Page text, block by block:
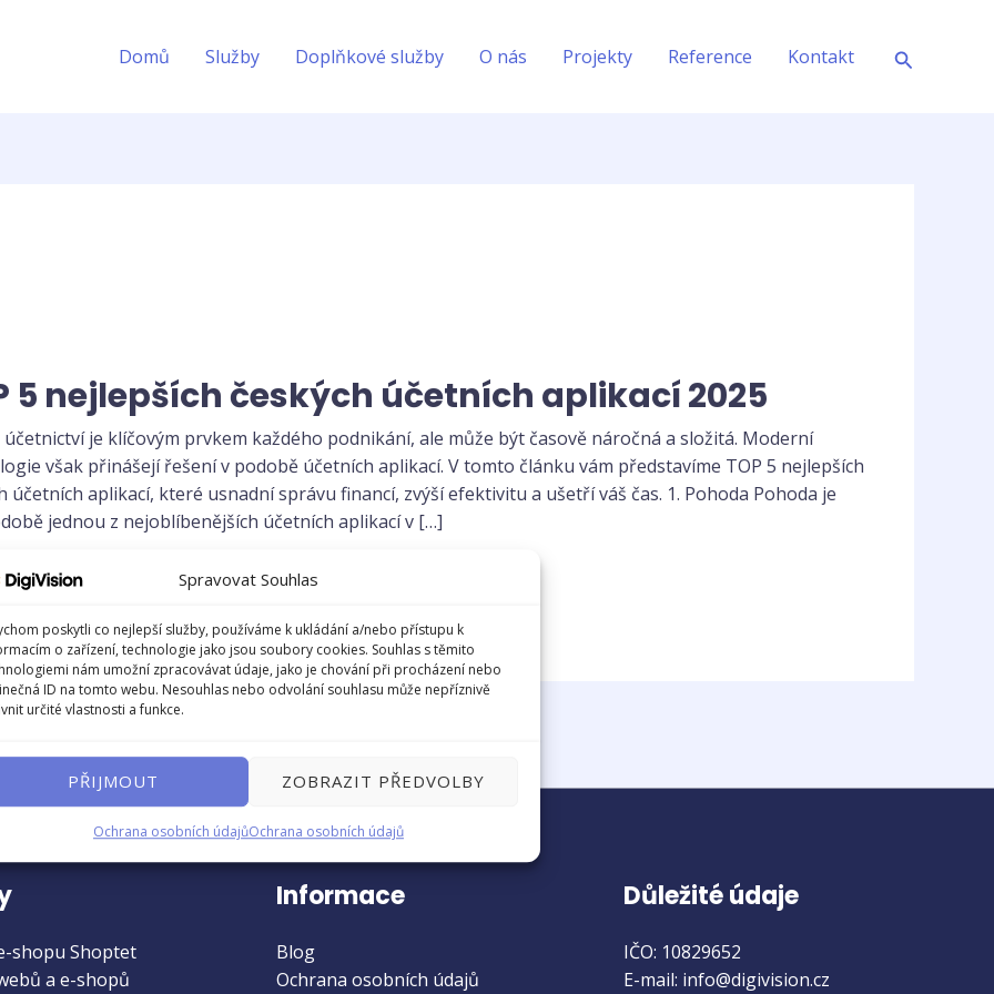
Spravovat Souhlas
poskytli co nejlepší služby, používáme k ukládání a/nebo přístupu k
o zařízení, technologie jako jsou soubory cookies. Souhlas s těmito
nám umožní zpracovávat údaje, jako je chování při procházení nebo
ID na tomto webu. Nesouhlas nebo odvolání souhlasu může nepříznivě
určité vlastnosti a funkce.
PŘIJMOUT ZOBRAZIT PŘEDVOLBY
Ochrana osobních údajůOchrana osobních údajů
Domů Služby Doplňkové služby O nás Projekty Reference Kontakt Hledat
5 nejlepších českých účetních aplikací 2025
účetnictví je klíčovým prvkem každého podnikání, ale může být časově náročná a složitá. Moderní
však přinášejí řešení v podobě účetních aplikací. V tomto článku vám představíme TOP 5 nejlepších
účetních aplikací, které usnadní správu financí, zvýší efektivitu a ušetří váš čas. 1. Pohoda Pohoda je
jednou z nejoblíbenějších účetních aplikací v […]
»
shopu Shoptet
a e-shopů
Informace
Blog
Ochrana osobních údajů
Důležité údaje
IČO: 10829652
E-mail: info@digivision.cz